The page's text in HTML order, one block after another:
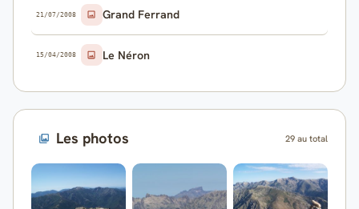
21/07/2008 Grand Ferrand
15/04/2008 Le Néron
Les photos 29 au total